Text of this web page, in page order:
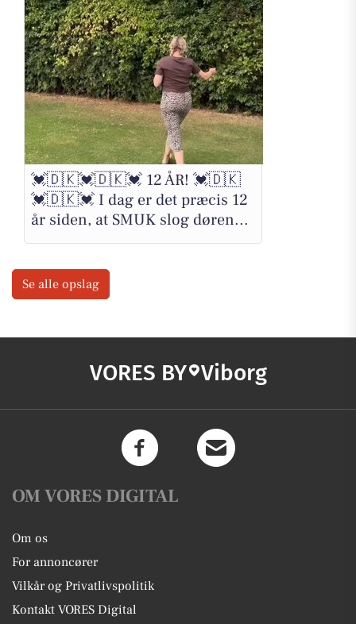
💓🇩🇰💓🇩🇰💓 12 ÅR! 💓🇩🇰
💓🇩🇰💓 I dag er det præcis 12
år siden, at SMUK slog døren...
Se alle opslag
VORES BY Viborg
OM VORES DIGITAL
Om os
For annoncører
Vilkår og Privatlivspolitik
Kontakt VORES Digital